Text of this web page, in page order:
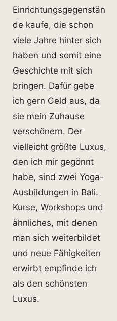
Einrichtungsgegenstän
de kaufe, die schon
viele Jahre hinter sich
haben und somit eine
Geschichte mit sich
bringen. Dafür gebe
ich gern Geld aus, da
sie mein Zuhause
verschönern. Der
vielleicht größte Luxus,
den ich mir gegönnt
habe, sind zwei Yoga-
Ausbildungen in Bali.
Kurse, Workshops und
ähnliches, mit denen
man sich weiterbildet
und neue Fähigkeiten
erwirbt empfinde ich
als den schönsten
Luxus.